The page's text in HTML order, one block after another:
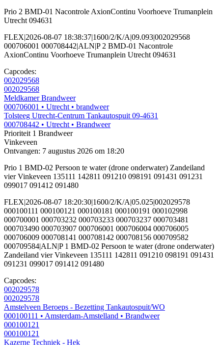
Prio 2 BMD-01 Nacontrole AxionContinu Voorhoeve Trumanplein
Utrecht 094631
FLEX|2026-08-07 18:38:37|1600/2/K/A|09.093|002029568
000706001 000708442|ALN|P 2 BMD-01 Nacontrole
AxionContinu Voorhoeve Trumanplein Utrecht 094631
Capcodes:
002029568
002029568
Meldkamer Brandweer
000706001 • Utrecht • brandweer
Tolsteeg Utrecht-Centrum Tankautospuit 09-4631
000708442 • Utrecht • Brandweer
Prioriteit 1 Brandweer
Vinkeveen
Ontvangen: 7 augustus 2026 om 18:20
Prio 1 BMD-02 Persoon te water (drone onderwater) Zandeiland
vier Vinkeveen 135111 142811 091210 098191 091431 091231
099017 091412 091480
FLEX|2026-08-07 18:20:30|1600/2/K/A|05.025|002029578
000100111 000100121 000100181 000100191 000102998
000700001 000703232 000703233 000703237 000703481
000703490 000703907 000706001 000706004 000706005
000706009 000708141 000708142 000708156 000709582
000709584|ALN|P 1 BMD-02 Persoon te water (drone onderwater)
Zandeiland vier Vinkeveen 135111 142811 091210 098191 091431
091231 099017 091412 091480
Capcodes:
002029578
002029578
Amstelveen Beroeps - Bezetting Tankautospuit/WO
000100111 • Amsterdam-Amstelland • Brandweer
000100121
000100121
Kazerne Techniek - Hek